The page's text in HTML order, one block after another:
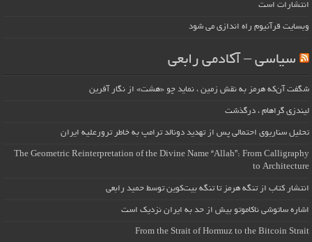
انتشارات است
وبسایت قرآنیوم راه اندازی می شود
سیاسی – آکادمی رابعی
شگفت آن‌که هرمز به نقش زمین ، نماید چو «هشت» از نگار آفرین
لیندزی گراهام ، درگذشت
تحلیل سناریوی احتمالی پس از تهدید دونالد ترامپ به خاطر ترورعلیه ایران
The Geometric Reinterpretation of the Divine Name “Allah”: From Calligraphy
to Architecture
انتشار کتاب از تنگه هرمز تا تنگه بیت‌کوین توسط حمید رابعی
اشاره ساتوشی ناکاموتو بیش از حد به ایران نزدیک است
From the Strait of Hormuz to the Bitcoin Strait